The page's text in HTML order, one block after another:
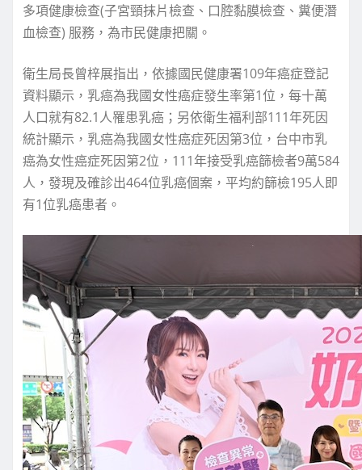
多項健康檢查(子宮頸抹片檢查、口腔黏膜檢查、糞便潛
血檢查) 服務，為市民健康把關。
衛生局長曾梓展指出，依據國民健康署109年癌症登記
資料顯示，乳癌為我國女性癌症發生率第1位，每十萬
人口就有82.1人罹患乳癌；另依衛生福利部111年死因
統計顯示，乳癌為我國女性癌症死因第3位，台中市乳
癌為女性癌症死因第2位，111年接受乳癌篩檢者9萬584
人，發現及確診出464位乳癌個案，平均約篩檢195人即
有1位乳癌患者。